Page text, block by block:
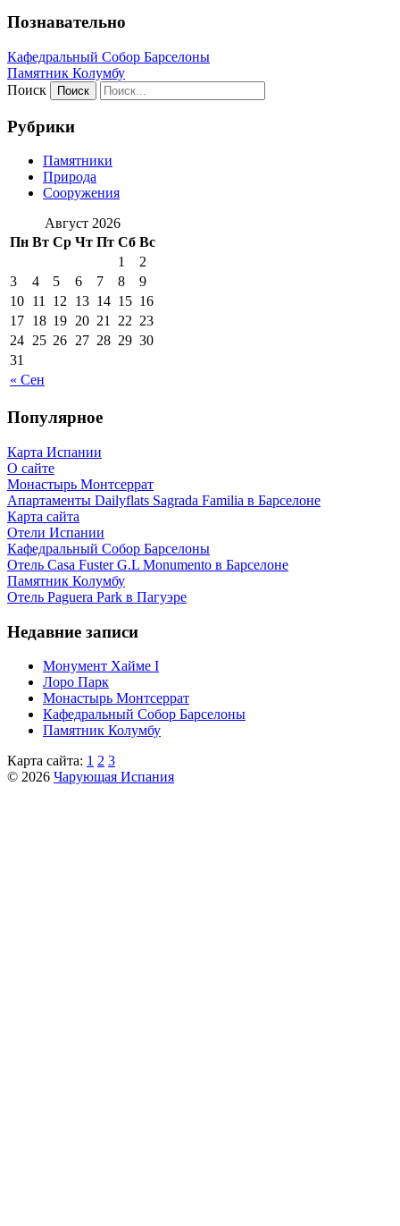
Познавательно
Кафeдрaльный Собор Барселоны
Пaмятник Колумбу
Поиск
Рубрики
Памятники
Природа
Сооружения
Август 2026
Пн Вт Ср Чт Пт Сб Вс
« Сен
1
2
3
4 5 6 7 8
9
10 11 12 13 14 15 16
17 18 19 20 21 22 23
24 25 26 27 28 29 30
31
Популярное
Карта Испании
О сайте
Монастырь Монтсеррат
Апартаменты Dailyflats Sagrada Familia в Барселоне
Карта сайта
Отели Испании
Кафeдрaльный Собор Барселоны
Отель Casa Fuster G.L Monumento в Барселоне
Пaмятник Колумбу
Отель Paguera Park в Пагуэре
Недавние записи
Монумент Хайме I
Лоро Парк
Монастырь Монтсеррат
Кафeдрaльный Собор Барселоны
Пaмятник Колумбу
Карта сайта: 1 2 3
© 2026 Чарующая Испания